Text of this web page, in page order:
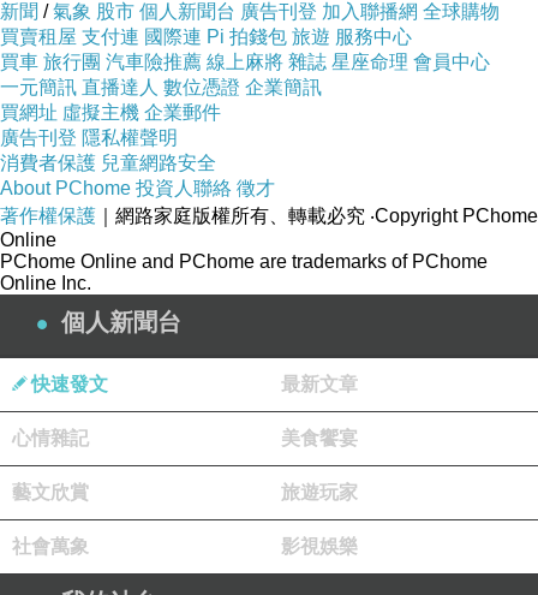
新聞 /氣象 股市 個人新聞台 廣告刊登 加入聯播網 全球購物
買賣租屋 支付連 國際連 Pi 拍錢包 旅遊 服務中心
買車 旅行團 汽車險推薦 線上麻將 雜誌 星座命理 會員中心
一元簡訊 直播達人 數位憑證 企業簡訊
買網址 虛擬主機 企業郵件
廣告刊登 隱私權聲明
消費者保護 兒童網路安全
About PChome 投資人聯絡 徵才
著作權保護 ｜網路家庭版權所有、轉載必究 ‧Copyright PChome
Online
PChome Online and PChome are trademarks of PChome
Online Inc.
個人新聞台
快速發文 最新文章
心情雜記 美食饗宴
藝文欣賞 旅遊玩家
社會萬象 影視娛樂